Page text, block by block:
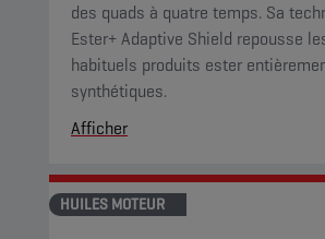
des quads à quatre temps. Sa
Ester+ Adaptive Shield repousse
habituels produits ester
synthétiques.
Afficher
HUILES MOTEUR